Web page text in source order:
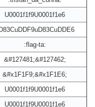
U0001f1f9U0001f1e6
:flag-ta:
&#127481;&#127462;
&#x1F1F9;&#x1F1E6;
U0001f1f9U0001f1e6
U0001f1f9U0001f1e6